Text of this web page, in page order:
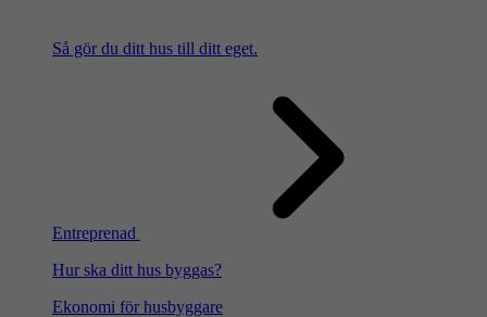
Så gör du ditt hus till ditt eget.
Entreprenad
Hur ska ditt hus byggas?
Ekonomi för husbyggare